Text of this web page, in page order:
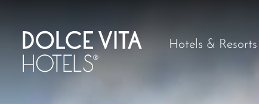
Hotels & Resorts